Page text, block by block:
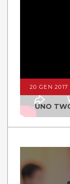
20 GEN 2017